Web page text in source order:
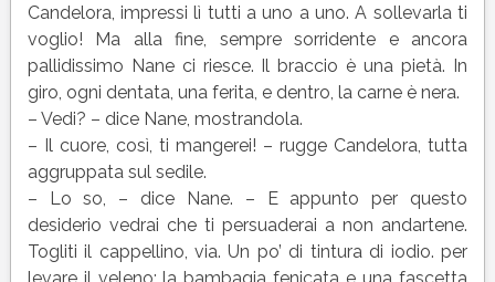
Candelora, impressi lì tutti a uno a uno. A sollevarla ti
voglio! Ma alla fine, sempre sorridente e ancora
pallidissimo Nane ci riesce. Il braccio è una pietà. In
giro, ogni dentata, una ferita, e dentro, la carne è nera.
– Vedi? – dice Nane, mostrandola.
– Il cuore, così, ti mangerei! – rugge Candelora, tutta
aggruppata sul sedile.
– Lo so, – dice Nane. – E appunto per questo
desiderio vedrai che ti persuaderai a non andartene.
Togliti il cappellino, via. Un po’ di tintura di iodio. per